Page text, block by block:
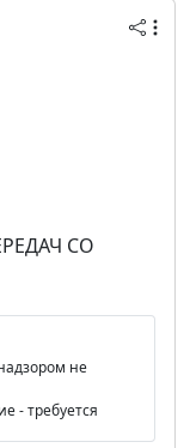
СО
не
- требуется